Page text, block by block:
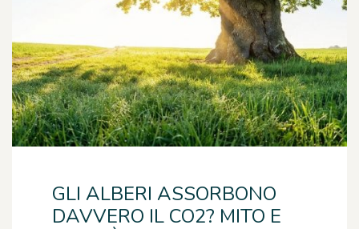
GLI ALBERI ASSORBONO
DAVVERO IL CO2? MITO E